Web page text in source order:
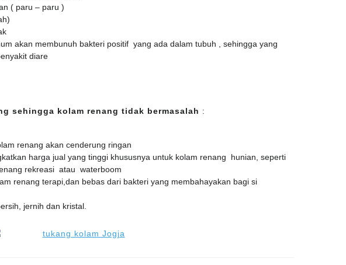
( paru – paru )
akan membunuh bakteri positif yang ada dalam tubuh , sehingga yang
diare
sehingga kolam renang tidak bermasalah :
renang akan cenderung ringan
harga jual yang tinggi khususnya untuk kolam renang hunian, seperti
rekreasi atau waterboom
renang terapi,dan bebas dari bakteri yang membahayakan bagi si
jernih dan kristal.